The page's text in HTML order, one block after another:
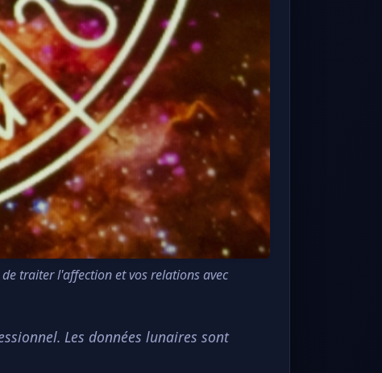
traiter l'affection et vos relations avec
Les données lunaires sont